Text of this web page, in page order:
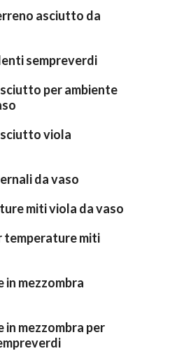
asciutto da
sempreverdi
per ambiente
viola
da vaso
miti viola da vaso
temperature miti
in mezzombra
in mezzombra per